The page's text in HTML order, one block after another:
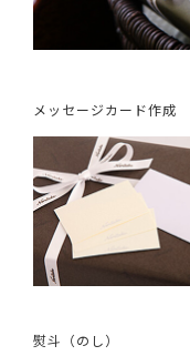
メッセージカード作成
熨斗（のし）